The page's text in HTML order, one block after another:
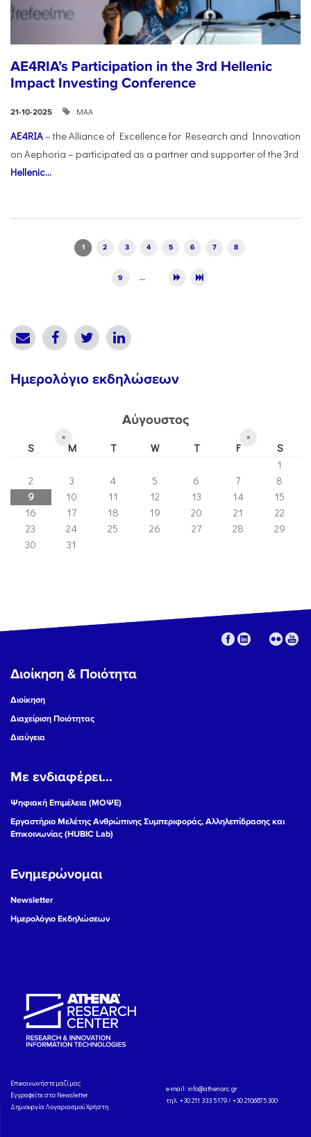
AE4RIA’s Participation in the 3rd Hellenic
Impact Investing Conference
21-10-2025 ΜΑΑ
AE4RIA– the Alliance of Excellence for Research and Innovation
on Aephoria – participated as a partner and supporter of the 3rd
Hellenic...
1 2 3 4 5 6 7 8
9 …
Ημερολόγιο εκδηλώσεων
Αύγουστος
« »
S M T W T F
S
1
2
3 4 5 6 7
8
9
10 11 12 13 14
15
16
17 18 19 20 21
22
23
24 25 26 27 28
29
30
31
Διοίκηση & Ποιότητα
Διοίκηση
Διαχείριση Ποιότητας
Διαύγεια
Με ενδιαφέρει...
Ψηφιακή Επιμέλεια (ΜΟΨΕ)
Εργαστήριο Μελέτης Ανθρώπινης Συμπεριφοράς, Αλληλεπίδρασης και
Επικοινωνίας (HUBIC Lab)
Ενημερώνομαι
Newsletter
Ημερολόγιο Εκδηλώσεων
Eπικοινωνήστε μαζί μας
Εγγραφείτε στο Newsletter
Δημιουργία Λογαριασμού Χρήστη
e-mail: info@athenarc.gr
τηλ. +30 211 333 5179 / +30 2106875300